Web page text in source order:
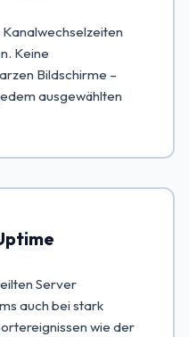
Keine
Bildschirme –
ausgewählten
Server
auch bei stark
wie der